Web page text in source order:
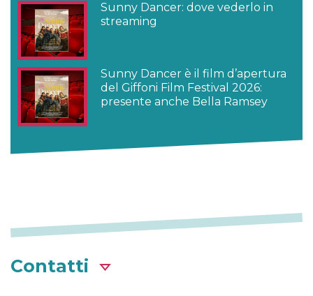
Sunny Dancer: dove vederlo in
streaming
Sunny Dancer è il film d’apertura
del Giffoni Film Festival 2026:
presente anche Bella Ramsey
Contatti